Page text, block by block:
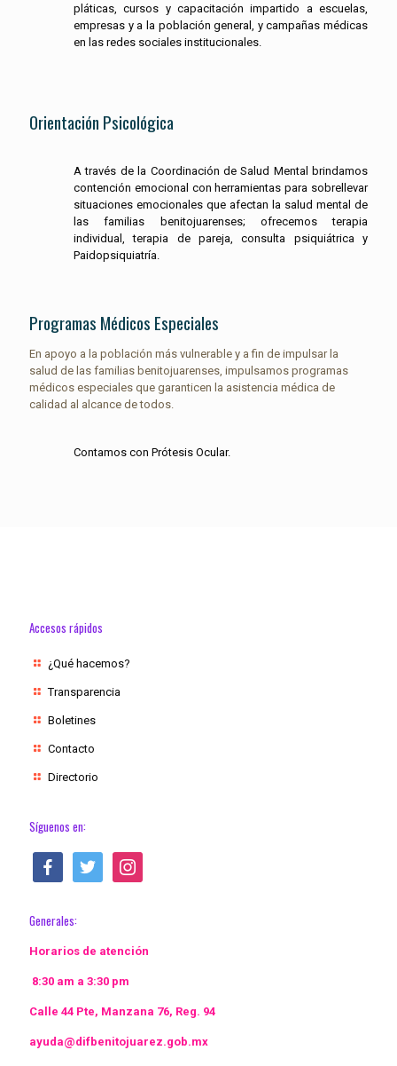
pláticas, cursos y capacitación impartido a escuelas,
empresas y a la población general, y campañas médicas
en las redes sociales institucionales.
Orientación Psicológica
A través de la Coordinación de Salud Mental brindamos
contención emocional con herramientas para sobrellevar
situaciones emocionales que afectan la salud mental de
las familias benitojuarenses; ofrecemos terapia
individual, terapia de pareja, consulta psiquiátrica y
Paidopsiquiatría.
Programas Médicos Especiales
En apoyo a la población más vulnerable y a fin de impulsar la
salud de las familias benitojuarenses, impulsamos programas
médicos especiales que garanticen la asistencia médica de
calidad al alcance de todos.
Contamos con Prótesis Ocular.
Accesos rápidos
¿Qué hacemos?
Transparencia
Boletines
Contacto
Directorio
Síguenos en:
facebooktwitter instagram
Generales:
Horarios de atención
8:30 am a 3:30 pm
Calle 44 Pte, Manzana 76, Reg. 94
ayuda@difbenitojuarez.gob.mx